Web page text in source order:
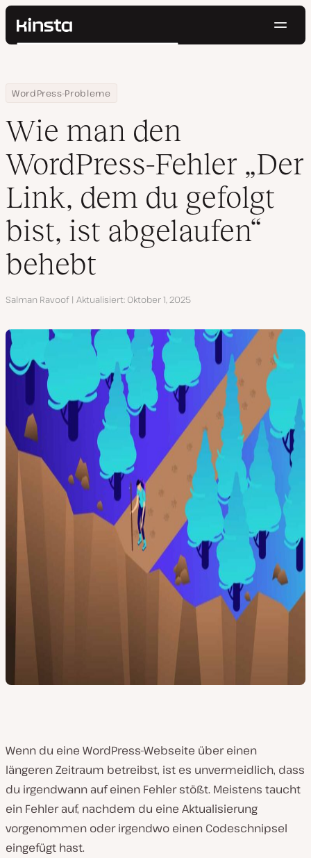
Kinsta®
Preise
Kontakt
Suchen
Home
Ressourcen Center
WordPress-Probleme
Wie man den WordPress-Fehler „Der Link, dem du gefolgt bist,
Wie man den
WordPress-Fehler „Der
Link, dem du gefolgt
bist, ist abgelaufen“
behebt
Autor
Salman Ravoof Aktualisiert Oktober 1, 2025
Wenn du eine WordPress-Webseite über einen
längeren Zeitraum betreibst, ist es unvermeidlich, dass
du irgendwann auf einen Fehler stößt. Meistens taucht
ein Fehler auf, nachdem du eine Aktualisierung
vorgenommen oder irgendwo einen Codeschnipsel
eingefügt hast.